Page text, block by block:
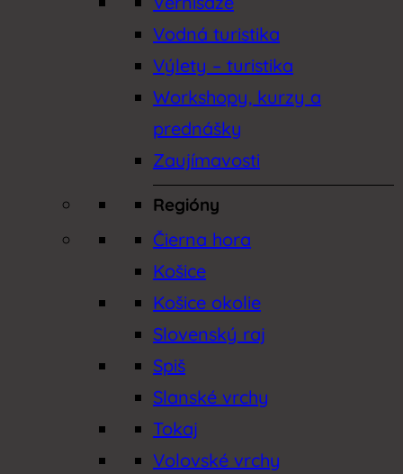
Vodná turistika
Výlety – turistika
Workshopy, kurzy a
prednášky
Zaujímavosti
Regióny
Čierna hora
Košice
Košice okolie
Slovenský raj
Spiš
Slanské vrchy
Tokaj
Volovské vrchy